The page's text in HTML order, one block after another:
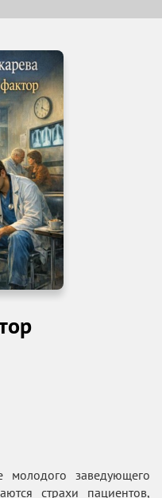
молодого заведующего
страхи пациентов,